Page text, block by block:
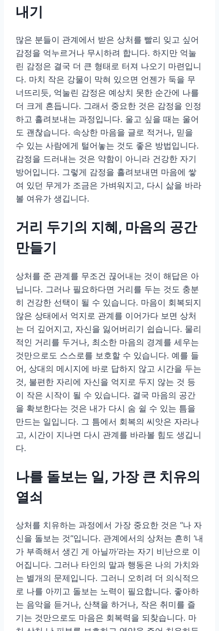
내기
많은 분들이 관계에서 받은 상처를 빨리 잊고 싶어
감정을 억누르거나 무시하려 합니다. 하지만 억눌
린 감정은 결국 더 큰 형태로 터져 나오기 마련입니
다. 마치 작은 강물이 막혀 있으면 언젠가 둑을 무
너뜨리듯, 억눌린 감정은 예상치 못한 순간에 나를
더 크게 흔듭니다. 그래서 중요한 것은 감정을 인정
하고 흘려보내는 과정입니다. 울고 싶을 때는 울어
도 괜찮습니다. 속상한 마음을 글로 적거나, 믿을
수 있는 사람에게 털어놓는 것도 좋은 방법입니다.
감정을 드러내는 것은 약함이 아니라 건강한 자기
방어입니다. 그렇게 감정을 흘려보내면 마음에 쌓
여 있던 무게가 조금은 가벼워지고, 다시 삶을 바라
볼 여유가 생깁니다.
거리 두기의 지혜, 마음의 공간
만들기
상처를 준 관계를 무조건 끊어내는 것이 해답은 아
닙니다. 그러나 필요하다면 거리를 두는 것도 충분
히 건강한 선택이 될 수 있습니다. 마음이 회복되지
않은 상태에서 억지로 관계를 이어가다 보면 상처
는 더 깊어지고, 자신을 잃어버리기 쉽습니다. 물리
적인 거리를 두거나, 최소한 마음의 경계를 세우는
것만으로도 스스로를 보호할 수 있습니다. 예를 들
어, 상대의 메시지에 바로 답하지 않고 시간을 두는
것, 불편한 자리에 자신을 억지로 두지 않는 것 등
이 작은 시작이 될 수 있습니다. 결국 마음의 공간
을 확보한다는 것은 내가 다시 숨 쉴 수 있는 틈을
만드는 일입니다. 그 틈에서 회복의 씨앗은 자라나
고, 시간이 지나면 다시 관계를 바라볼 힘도 생깁니
다.
나를 돌보는 일, 가장 큰 치유의
열쇠
상처를 치유하는 과정에서 가장 중요한 것은 “나 자
신을 돌보는 것”입니다. 관계에서의 상처는 흔히 ‘내
가 부족해서 생긴 게 아닐까’라는 자기 비난으로 이
어집니다. 그러나 타인의 말과 행동은 나의 가치와
는 별개의 문제입니다. 그러니 오히려 더 의식적으
로 나를 아끼고 돌보는 노력이 필요합니다. 좋아하
는 음악을 듣거나, 산책을 하거나, 작은 취미를 즐
기는 것만으로도 마음은 회복력을 되찾습니다. 마